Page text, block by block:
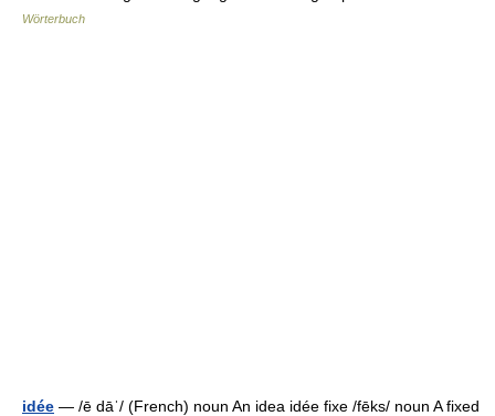
Wörterbuch
idée — /ē dāˈ/ (French) noun An idea idée fixe /fēks/ noun A fixed